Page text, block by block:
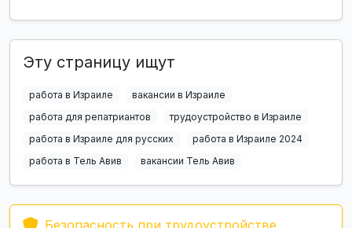
Эту страницу ищут
работа в Израиле
вакансии в Израиле
работа для репатриантов
трудоустройство в Израиле
работа в Израиле для русских
работа в Израиле 2024
работа в Тель Авив
вакансии Тель Авив